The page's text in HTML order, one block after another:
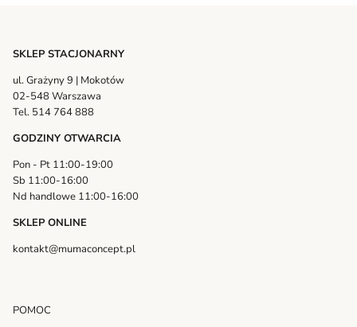
SKLEP STACJONARNY
ul. Grażyny 9 | Mokotów
02-548 Warszawa
Tel. 514 764 888
GODZINY OTWARCIA
Pon - Pt 11:00-19:00
Sb 11:00-16:00
Nd handlowe 11:00-16:00
SKLEP ONLINE
kontakt@mumaconcept.pl
POMOC